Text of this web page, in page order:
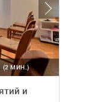
(2 МИН.)
и